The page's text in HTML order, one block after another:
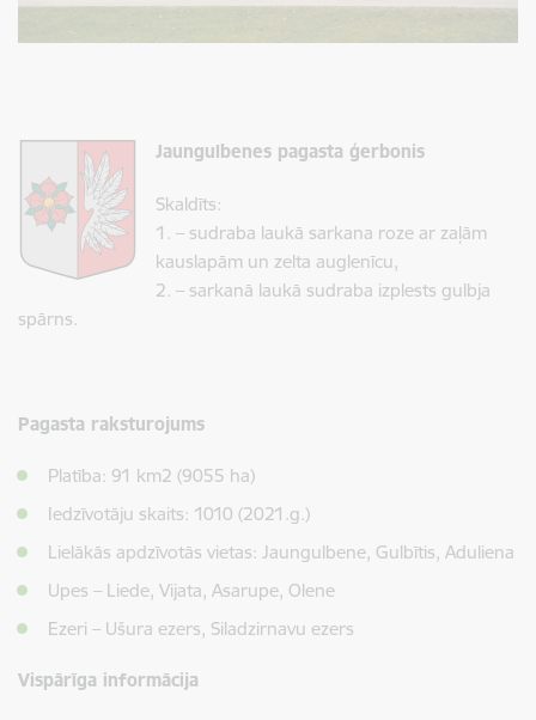
Jaungulbenes pagasta ģerbonis
Skaldīts:
1. – sudraba laukā sarkana roze ar zaļām
kauslapām un zelta auglenīcu,
2. – sarkanā laukā sudraba izplests gulbja
spārns.
Pagasta raksturojums
Platība: 91 km2 (9055 ha)
Iedzīvotāju skaits: 1010 (2021.g.)
Lielākās apdzīvotās vietas: Jaungulbene, Gulbītis, Aduliena
Upes – Liede, Vijata, Asarupe, Olene
Ezeri – Ušura ezers, Siladzirnavu ezers
Vispārīga informācija